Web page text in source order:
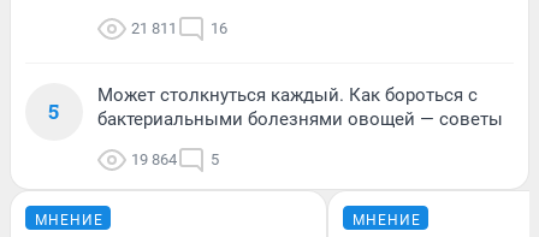
21 811 16
5
Может столкнуться каждый. Как бороться с
бактериальными болезнями овощей — советы
19 864 5
МНЕНИЕ МНЕНИЕ